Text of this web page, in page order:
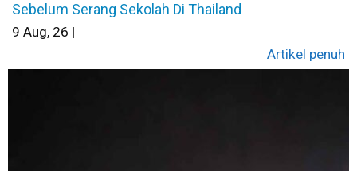
Sebelum Serang Sekolah Di Thailand
9 Aug, 26 |
Artikel penuh